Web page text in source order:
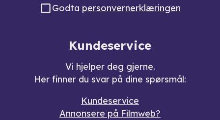
Godta personvernerklæringen
Kundeservice
Vi hjelper deg gjerne.
Her finner du svar på dine spørsmål:
Kundeservice
Annonsere på Filmweb?